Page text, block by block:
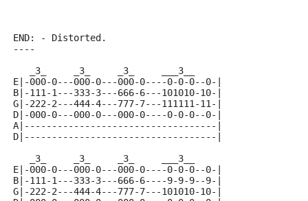
END: - Distorted.
----
   _3_     _3_     _3_     ___3__
E|-000-0---000-0---000-0----0-0-0--0-|
B|-111-1---333-3---666-6---101010-10-|
G|-222-2---444-4---777-7---111111-11-|
D|-000-0---000-0---000-0----0-0-0--0-|
A|-----------------------------------|
D|-----------------------------------|
   _3_     _3_     _3_     ___3__
E|-000-0---000-0---000-0----0-0-0--0-|
B|-111-1---333-3---666-6----9-9-9--9-|
G|-222-2---444-4---777-7---101010-10-|